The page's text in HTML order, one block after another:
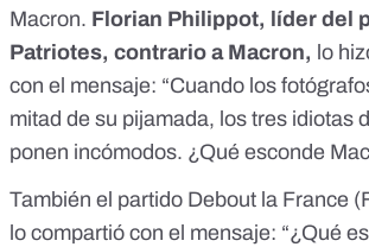
Macron. Florian Philippot, líder del
Patriotes, contrario a Macron, lo
con el mensaje: “Cuando los
mitad de su pijamada, los tres idiotas
ponen incómodos. ¿Qué esconde
También el partido Debout la France
lo compartió con el mensaje: “¿Qué